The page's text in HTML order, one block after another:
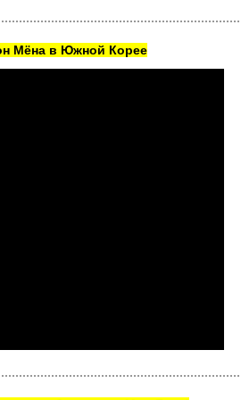
Мёна в Южной Корее